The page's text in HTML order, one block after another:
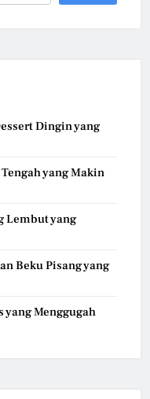
Dingin yang
yang Makin
Lembut yang
Beku Pisang yang
yang Menggugah